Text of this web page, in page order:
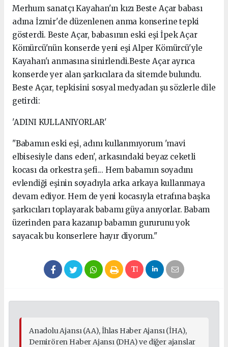
Merhum sanatçı Kayahan'ın kızı Beste Açar babası
adına İzmir'de düzenlenen anma konserine tepki
gösterdi. Beste Açar, babasının eski eşi İpek Açar
Kömürcü'nün konserde yeni eşi Alper Kömürcü'yle
Kayahan'ı anmasına sinirlendi.Beste Açar ayrıca
konserde yer alan şarkıcılara da sitemde bulundu.
Beste Açar, tepkisini sosyal medyadan şu sözlerle dile
getirdi:
'ADINI KULLANIYORLAR'
"Babamın eski eşi, adını kullanmıyorum 'mavi
elbisesiyle dans eden', arkasındaki beyaz ceketli
kocası da orkestra şefi... Hem babamın soyadını
evlendiği eşinin soyadıyla arka arkaya kullanmaya
devam ediyor. Hem de yeni kocasıyla etrafına başka
şarkıcıları toplayarak babamı güya anıyorlar. Babam
üzerinden para kazanıp babamın gururunu yok
sayacak bu konserlere hayır diyorum."
Anadolu Ajansı (AA), İhlas Haber Ajansı (İHA),
Demirören Haber Ajansı (DHA) ve diğer ajanslar